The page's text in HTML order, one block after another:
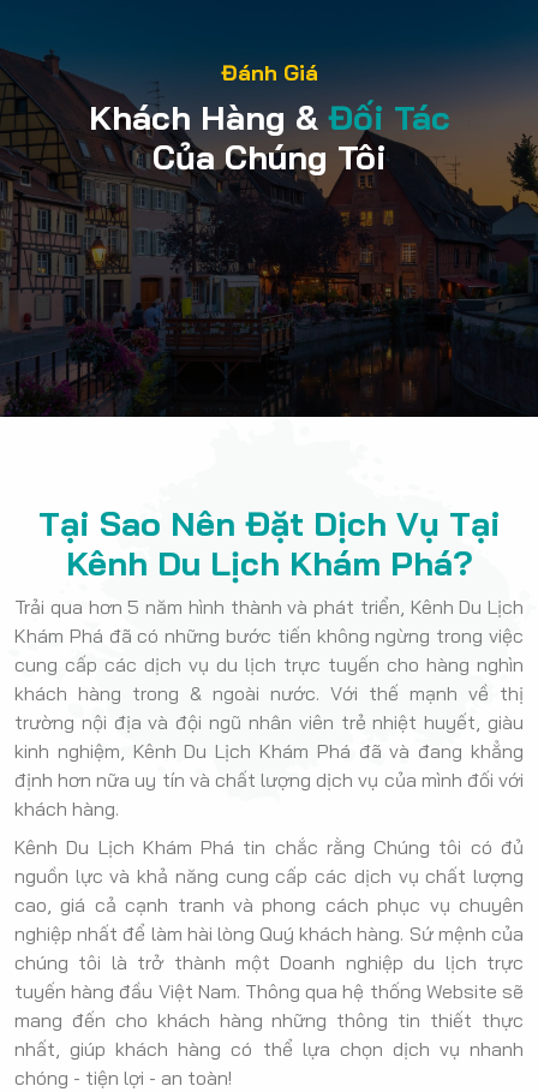
Đánh Giá
Khách Hàng & Đối Tác
Của Chúng Tôi
Tại Sao Nên Đặt Dịch Vụ Tại
Kênh Du Lịch Khám Phá?
Trải qua hơn 5 năm hình thành và phát triển, Kênh Du Lịch
Khám Phá đã có những bước tiến không ngừng trong việc
cung cấp các dịch vụ du lịch trực tuyến cho hàng nghìn
khách hàng trong & ngoài nước. Với thế mạnh về thị
trường nội địa và đội ngũ nhân viên trẻ nhiệt huyết, giàu
kinh nghiệm, Kênh Du Lịch Khám Phá đã và đang khẳng
định hơn nữa uy tín và chất lượng dịch vụ của mình đối với
khách hàng.
Kênh Du Lịch Khám Phá tin chắc rằng Chúng tôi có đủ
nguồn lực và khả năng cung cấp các dịch vụ chất lượng
cao, giá cả cạnh tranh và phong cách phục vụ chuyên
nghiệp nhất để làm hài lòng Quý khách hàng. Sứ mệnh của
chúng tôi là trở thành một Doanh nghiệp du lịch trực
tuyến hàng đầu Việt Nam. Thông qua hệ thống Website sẽ
mang đến cho khách hàng những thông tin thiết thực
nhất, giúp khách hàng có thể lựa chọn dịch vụ nhanh
chóng - tiện lợi - an toàn!